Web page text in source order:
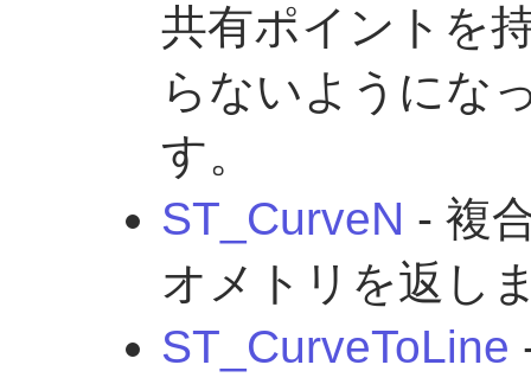
共有ポイントを
らないようにな
す。
ST_CurveN - 複
オメトリを返し
ST_CurveToLine